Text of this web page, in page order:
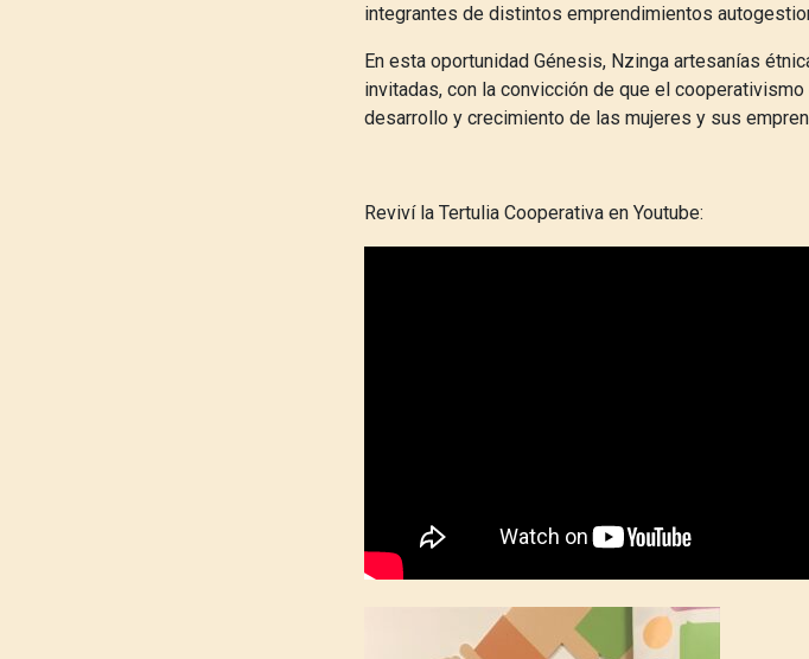
integrantes de distintos emprendimientos
En esta oportunidad Génesis, Nzinga artesanías
invitadas, con la convicción de que el
desarrollo y crecimiento de las mujeres y sus
Reviví la Tertulia Cooperativa en Youtube: